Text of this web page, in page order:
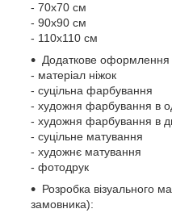
- 70х70 см
- 90х90 см
- 110х110 см
Додаткове оформлення
- матеріал ніжок
- суцільна фарбування
- художня фарбування в
- художня фарбування в
- суцільне матування
- художнє матування
- фотодрук
Розробка візуального
замовника):